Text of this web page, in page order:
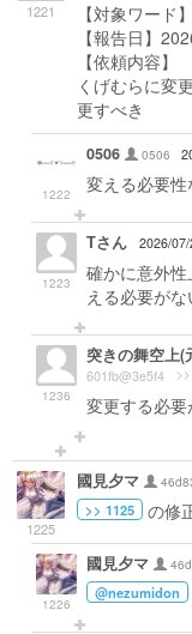
1221
【対象ワード
【報告日】
【依頼内容】
くげむらに変
更すべき
1222
0506 0506
変える必要
1223
Tさん 2026/
確かに意外
える必要がな
1236
突きの舞空上(
601fb@3e5f4
変更する必要
1225
國見夕マ
>> 1125 の修
1226
國見夕マ
@nezumidon